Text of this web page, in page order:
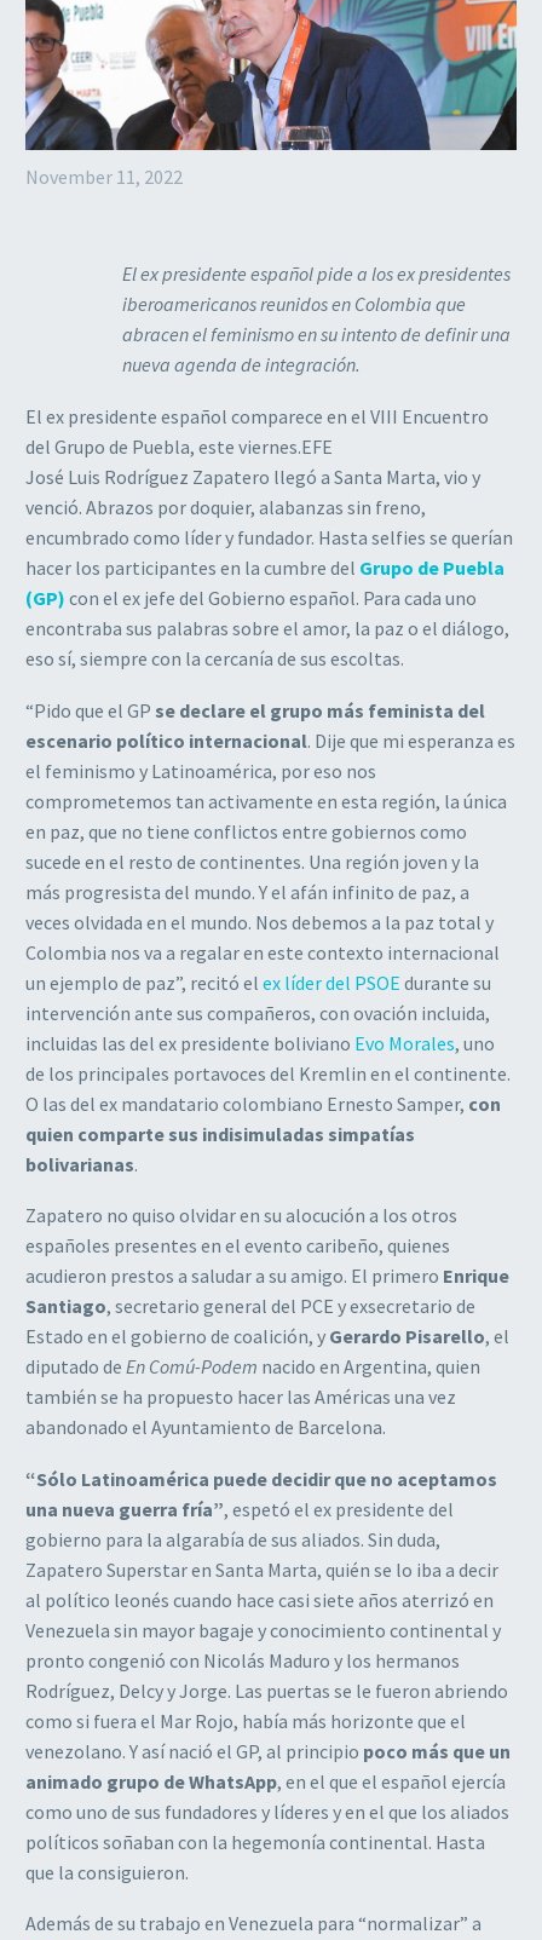
November 11, 2022
El ex presidente español pide a los ex presidentes
iberoamericanos reunidos en Colombia que
abracen el feminismo en su intento de definir una
nueva agenda de integración.
El ex presidente español comparece en el VIII Encuentro
del Grupo de Puebla, este viernes.EFE
José Luis Rodríguez Zapatero llegó a Santa Marta, vio y
venció. Abrazos por doquier, alabanzas sin freno,
encumbrado como líder y fundador. Hasta selfies se querían
hacer los participantes en la cumbre del Grupo de Puebla
(GP) con el ex jefe del Gobierno español. Para cada uno
encontraba sus palabras sobre el amor, la paz o el diálogo,
eso sí, siempre con la cercanía de sus escoltas.
“Pido que el GP se declare el grupo más feminista del
escenario político internacional. Dije que mi esperanza es
el feminismo y Latinoamérica, por eso nos
comprometemos tan activamente en esta región, la única
en paz, que no tiene conflictos entre gobiernos como
sucede en el resto de continentes. Una región joven y la
más progresista del mundo. Y el afán infinito de paz, a
veces olvidada en el mundo. Nos debemos a la paz total y
Colombia nos va a regalar en este contexto internacional
un ejemplo de paz”, recitó el ex líder del PSOE durante su
intervención ante sus compañeros, con ovación incluida,
incluidas las del ex presidente boliviano Evo Morales, uno
de los principales portavoces del Kremlin en el continente.
O las del ex mandatario colombiano Ernesto Samper, con
quien comparte sus indisimuladas simpatías
bolivarianas.
Zapatero no quiso olvidar en su alocución a los otros
españoles presentes en el evento caribeño, quienes
acudieron prestos a saludar a su amigo. El primero Enrique
Santiago, secretario general del PCE y exsecretario de
Estado en el gobierno de coalición, y Gerardo Pisarello, el
diputado de En Comú-Podem nacido en Argentina, quien
también se ha propuesto hacer las Américas una vez
abandonado el Ayuntamiento de Barcelona.
“Sólo Latinoamérica puede decidir que no aceptamos
una nueva guerra fría”, espetó el ex presidente del
gobierno para la algarabía de sus aliados. Sin duda,
Zapatero Superstar en Santa Marta, quién se lo iba a decir
al político leonés cuando hace casi siete años aterrizó en
Venezuela sin mayor bagaje y conocimiento continental y
pronto congenió con Nicolás Maduro y los hermanos
Rodríguez, Delcy y Jorge. Las puertas se le fueron abriendo
como si fuera el Mar Rojo, había más horizonte que el
venezolano. Y así nació el GP, al principio poco más que un
animado grupo de WhatsApp, en el que el español ejercía
como uno de sus fundadores y líderes y en el que los aliados
políticos soñaban con la hegemonía continental. Hasta
que la consiguieron.
Además de su trabajo en Venezuela para “normalizar” a